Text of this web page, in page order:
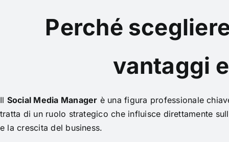
Perché
vantaggi
Il Social Media Manager è una figura professionale
tratta di un ruolo strategico che influisce direttamente
e la crescita del business.